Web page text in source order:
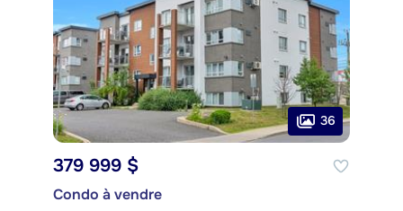
36
379 999 $
Condo à vendre